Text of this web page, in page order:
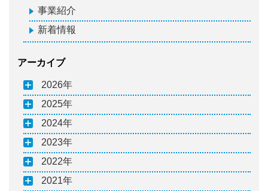
事業紹介
新着情報
アーカイブ
2026
2025
2024
2023
2022
2021